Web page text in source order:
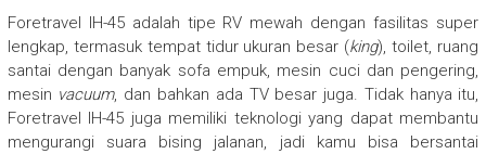
Foretravel IH-45 adalah tipe RV mewah dengan fasilitas super
lengkap, termasuk tempat tidur ukuran besar (king), toilet, ruang
santai dengan banyak sofa empuk, mesin cuci dan pengering,
mesin vacuum, dan bahkan ada TV besar juga. Tidak hanya itu,
Foretravel IH-45 juga memiliki teknologi yang dapat membantu
mengurangi suara bising jalanan, jadi kamu bisa bersantai